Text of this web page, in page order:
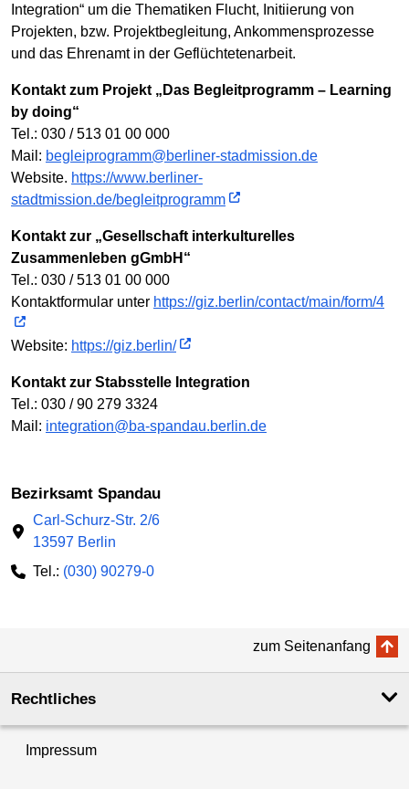
Integration“ um die Thematiken Flucht, Initiierung von
Projekten, bzw. Projektbegleitung, Ankommensprozesse
und das Ehrenamt in der Geflüchtetenarbeit.
Kontakt zum Projekt „Das Begleitprogramm – Learning
by doing“
Tel.: 030 / 513 01 00 000
Mail: begleiprogramm@berliner-stadmission.de
Website. https://www.berliner-
stadtmission.de/begleitprogramm
Kontakt zur „Gesellschaft interkulturelles
Zusammenleben gGmbH“
Tel.: 030 / 513 01 00 000
Kontaktformular unter https://giz.berlin/contact/main/form/4
Website: https://giz.berlin/
Kontakt zur Stabsstelle Integration
Tel.: 030 / 90 279 3324
Mail: integration@ba-spandau.berlin.de
Bezirksamt Spandau
Carl-Schurz-Str. 2/6
13597 Berlin
Tel.: (030) 90279-0
zum Seitenanfang
Rechtliches
Impressum